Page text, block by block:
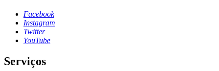
Facebook
Instagram
Twitter
YouTube
Serviços